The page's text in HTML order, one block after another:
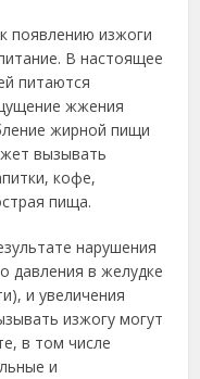
появлению изжоги
В настоящее
питаются
жжения
жирной пищи
вызывать
кофе,
пища.
нарушения
давления в желудке
и увеличения
изжогу могут
в том числе
и